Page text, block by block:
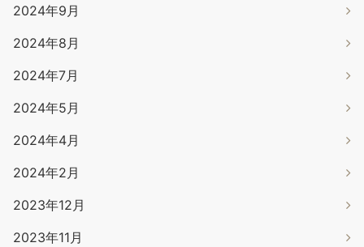
2024年9月
2024年8月
2024年7月
2024年5月
2024年4月
2024年2月
2023年12月
2023年11月